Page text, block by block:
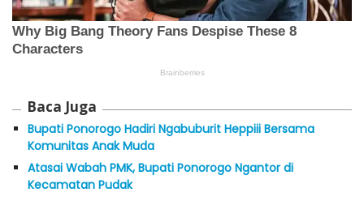
Baca Juga
Bupati Ponorogo Hadiri Ngabuburit Heppiii Bersama
Komunitas Anak Muda
Atasai Wabah PMK, Bupati Ponorogo Ngantor di
Kecamatan Pudak